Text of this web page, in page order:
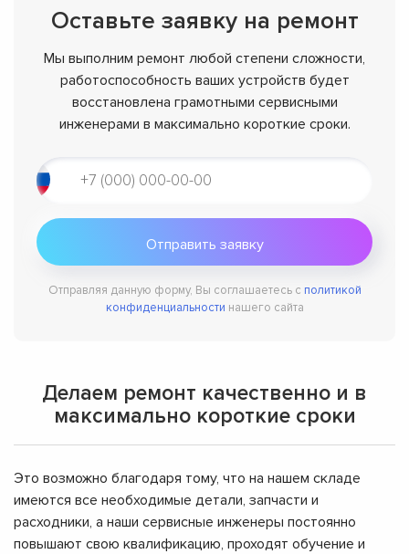
Оставьте заявку на ремонт
Мы выполним ремонт любой степени сложности,
работоспособность ваших устройств будет
восстановлена грамотными сервисными
инженерами в максимально короткие сроки.
Отправляя данную форму, Вы соглашаетесь с политикой
конфиденциальности нашего сайта
Делаем ремонт качественно и в
максимально короткие сроки
Это возможно благодаря тому, что на нашем складе
имеются все необходимые детали, запчасти и
расходники, а наши сервисные инженеры постоянно
повышают свою квалификацию, проходят обучение и